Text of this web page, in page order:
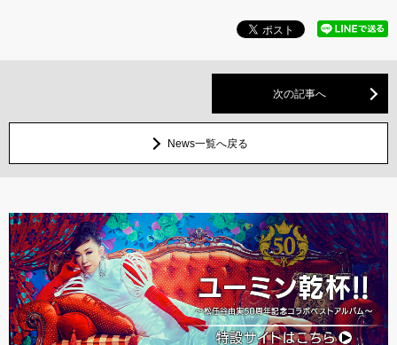
次の記事へ
News一覧へ戻る